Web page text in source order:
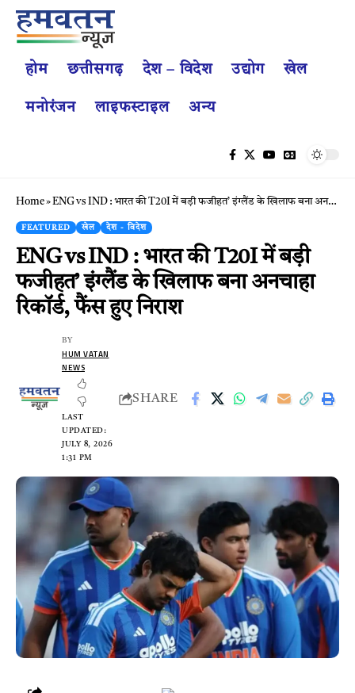
होम छत्तीसगढ़ देश – विदेश उद्योग खेल
मनोरंजन लाइफस्टाइल अन्य
Home» ENG vs IND : भारत की T20I में बड़ी फजीहत’ इंग्लैंड के खिलाफ बना अनचाहा रिकॉर्ड, फैंस हुए निराश
FEATURED खेल देश - विदेश
ENG vs IND : भारत की T20I में बड़ी
फजीहत’ इंग्लैंड के खिलाफ बना अनचाहा
रिकॉर्ड, फैंस हुए निराश
LAST
UPDATED:
JULY 8, 2026
1:31 PM
BY
HUM VATAN
NEWS
SHARE